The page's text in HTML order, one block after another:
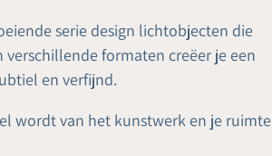
serie design lichtobjecten die
formaten creëer je een
en verfijnd.
wordt van het kunstwerk en je ruimte